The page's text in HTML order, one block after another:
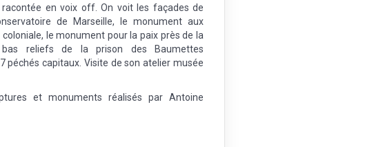
en voix off. On voit les façades de
de Marseille, le monument aux
le monument pour la paix près de la
reliefs de la prison des Baumettes
péchés capitaux. Visite de son atelier musée
et monuments réalisés par Antoine